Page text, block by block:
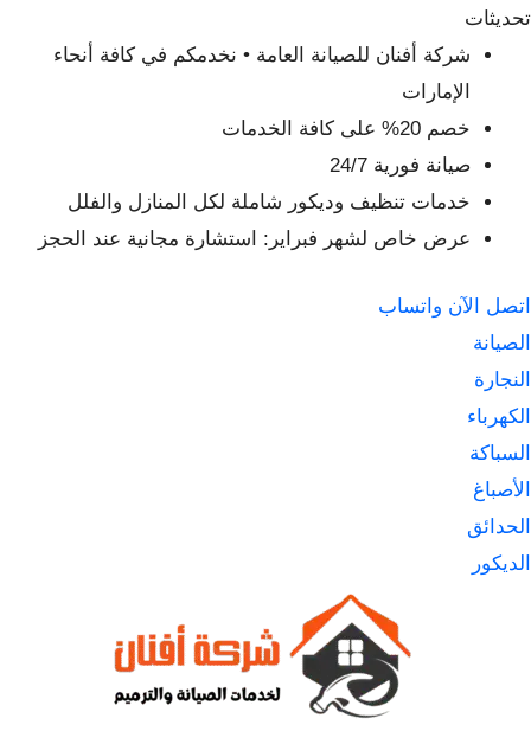
التجاوز
المحتوى
تحديثات
شركة أفنان للصيانة العامة • نخدمكم في كافة أنحاء
الإمارات
خصم 20% على كافة الخدمات
صيانة فورية 24/7
خدمات تنظيف وديكور شاملة لكل المنازل والفلل
عرض خاص لشهر فبراير: استشارة مجانية عند الحجز
اتصل الآن واتساب
الصيانة
النجارة
الكهرباء
السباكة
الأصباغ
الحدائق
الديكور